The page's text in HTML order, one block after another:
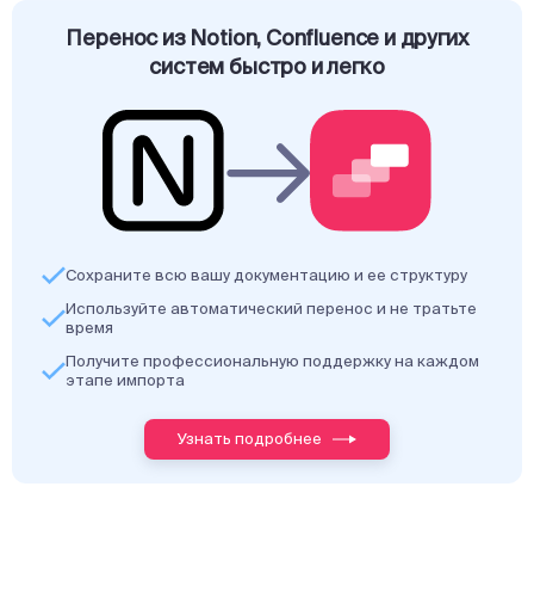
Перенос из Notion, Confluence и других
систем быстро и легко
Сохраните всю вашу документацию и ее структуру
Используйте автоматический перенос и не тратьте
время
Получите профессиональную поддержку на каждом
этапе импорта
Узнать подробнее